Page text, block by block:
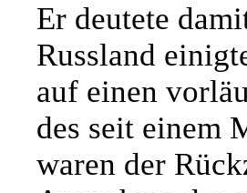
Er deutete
Russland
auf einen
des seit einem
waren der